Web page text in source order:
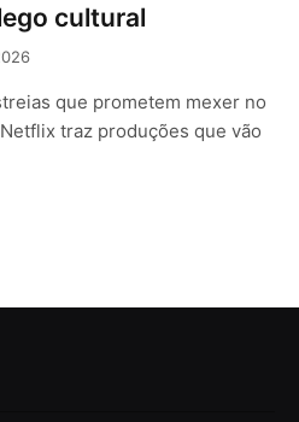
cultural
que prometem mexer no
traz produções que vão